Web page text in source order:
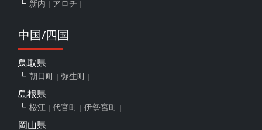
新内 アロチ
中国/四国
鳥取県
朝日町 弥生町
島根県
松江 代官町 伊勢宮町
岡山県